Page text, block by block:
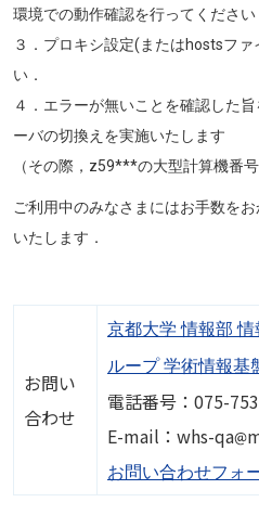
環境での動作確認を行ってください
３．プロキシ設定(またはhostsフ
い．
４．エラーが無いことを確認した
ーバの切換えを実施いたします
（その際，z59***の大型計算機番
ご利用中のみなさまにはお手数を
いたします．
お問い
合わせ
京都大学 情報部
ループ 学術情報基
電話番号：075-
E-mail：whs-qa画
お問い合わせフォ